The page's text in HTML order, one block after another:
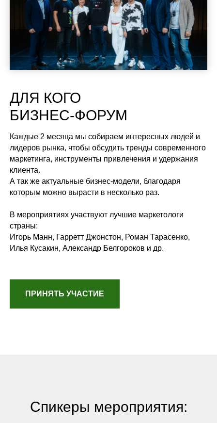
ДЛЯ КОГО
БИЗНЕС-ФОРУМ
Каждые 2 месяца мы собираем интересных людей и
лидеров рынка, чтобы обсудить тренды современного
маркетинга, инструменты привлечения и удержания
клиента.
А так же актуальные бизнес-модели, благодаря
которым можно вырасти в несколько раз.
В мероприятиях участвуют лучшие маркетологи
страны:
Игорь Манн, Гарретт Джонстон, Роман Тарасенко,
Илья Кусакин, Александр Белгороков и др.
ПРИНЯТЬ УЧАСТИЕ
Спикеры мероприятия: